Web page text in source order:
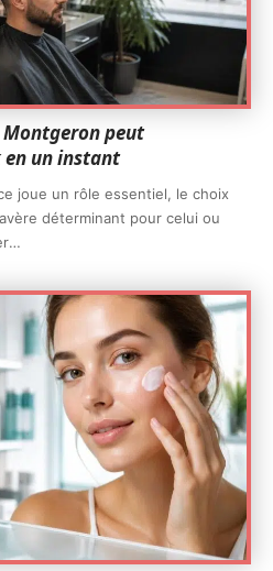
peut
un instant
joue un rôle essentiel, le choix
déterminant pour celui ou
…